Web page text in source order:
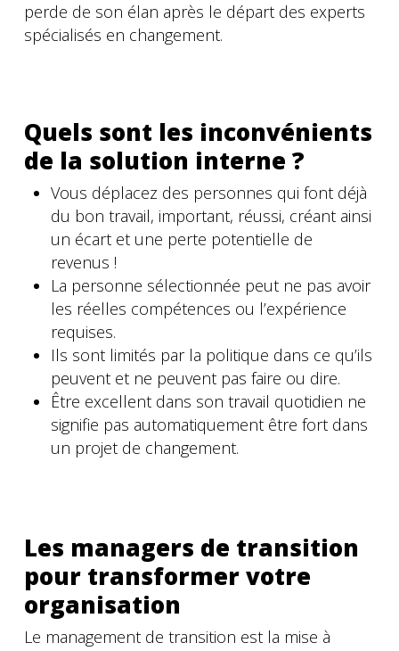
perde de son élan après le départ des experts
spécialisés en changement.
Quels sont les inconvénients
de la solution interne ?
Vous déplacez des personnes qui font déjà
du bon travail, important, réussi, créant ainsi
un écart et une perte potentielle de
revenus !
La personne sélectionnée peut ne pas avoir
les réelles compétences ou l’expérience
requises.
Ils sont limités par la politique dans ce qu’ils
peuvent et ne peuvent pas faire ou dire.
Être excellent dans son travail quotidien ne
signifie pas automatiquement être fort dans
un projet de changement.
Les managers de transition
pour transformer votre
organisation
Le management de transition est la mise à